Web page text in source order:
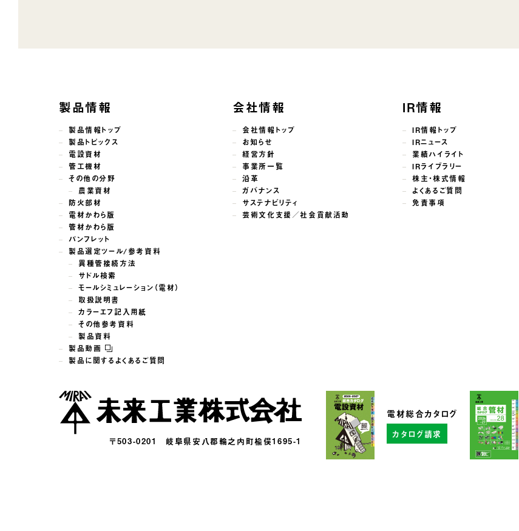
製品情報
製品情報トップ
製品トピックス
電設資材
管工機材
その他の分野
農業資材
防火部材
電材かわら版
管材かわら版
パンフレット
製品選定ツール/参考資料
異種管接続方法
サドル検索
モールシミュレーション（電材）
取扱説明書
カラーエフ記入用紙
その他参考資料
製品資料
製品動画
製品に関するよくあるご質問
会社情報
会社情報トップ
お知らせ
経営方針
事業所一覧
沿革
ガバナンス
サステナビリティ
芸術文化支援／社会貢献活動
IR情報
IR情報トップ
IRニュース
業績ハイライト
IRライブラリー
株主・株式情報
よくあるご質問
免責事項
〒503-0201 岐阜県安八郡輪之内町楡俣1695-1
電材総合カタログ
カタログ請求